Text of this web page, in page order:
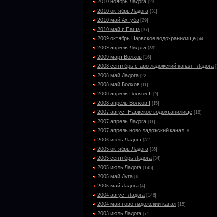
2010 ноябрь Ладога [23]
2010 октябрь Ладога [31]
2010 май Ахтуба [29]
2010 май р.Паша [37]
2009 октябрь Нарвское водохранилище [44]
2009 апрель Ладога [39]
2009 март Волхов [16]
2008 сентябрь старо ладожский канал - Ладога
2008 май Ладога [22]
2008 май Волхов [11]
2008 апрель Волхов II [9]
2008 апрель Волхов I [15]
2007 август Нарвское водохранилище [18]
2007 апрель Ладога [11]
2007 апрель ново ладожский канал [8]
2006 июль Ладога [31]
2005 октябрь Ладога [35]
2005 сентябрь Ладога [84]
2005 июль Ладога [145]
2005 май Луга [6]
2005 май Ладога [4]
2004 август Ладога [146]
2004 май ново ладожский канал [15]
2003 июль Ладога [71]